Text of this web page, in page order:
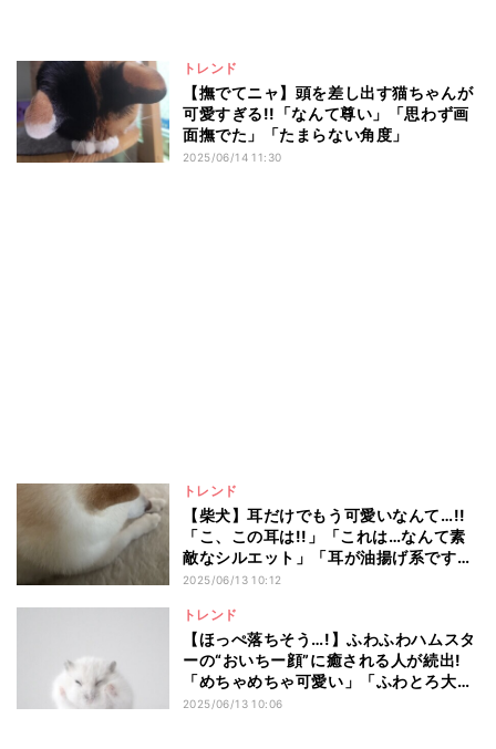
トレンド
【撫でてニャ】頭を差し出す猫ちゃんが
可愛すぎる!!「なんて尊い」「思わず画
面撫でた」「たまらない角度」
2025/06/14 11:30
トレンド
【柴犬】耳だけでもう可愛いなんて…!!
「こ、この耳は!!」「これは…なんて素
敵なシルエット」「耳が油揚げ系です
ね」
2025/06/13 10:12
トレンド
【ほっぺ落ちそう…!】ふわふわハムスタ
ーの“おいちー顔”に癒される人が続出!
「めちゃめちゃ可愛い」「ふわとろ大福
ちゃん」
2025/06/13 10:06